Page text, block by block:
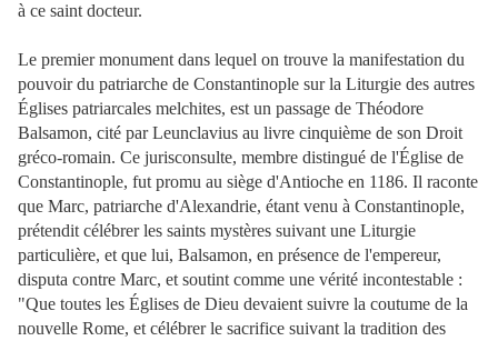
à ce saint docteur.
Le premier monument dans lequel on trouve la manifestation du
pouvoir du patriarche de Constantinople sur la Liturgie des autres
Églises patriarcales melchites, est un passage de Théodore
Balsamon, cité par Leunclavius au livre cinquième de son Droit
gréco-romain. Ce jurisconsulte, membre distingué de l'Église de
Constantinople, fut promu au siège d'Antioche en 1186. Il raconte
que Marc, patriarche d'Alexandrie, étant venu à Constantinople,
prétendit célébrer les saints mystères suivant une Liturgie
particulière, et que lui, Balsamon, en présence de l'empereur,
disputa contre Marc, et soutint comme une vérité incontestable :
"Que toutes les Églises de Dieu devaient suivre la coutume de la
nouvelle Rome, et célébrer le sacrifice suivant la tradition des